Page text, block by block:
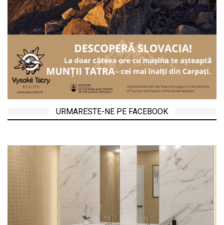
URMARESTE-NE PE FACEBOOK